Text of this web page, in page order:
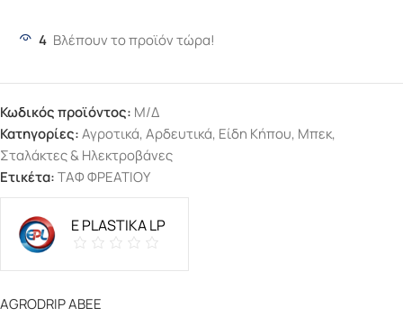
4 Βλέπουν το προϊόν τώρα!
Κωδικός προϊόντος: Μ/Δ
Κατηγορίες:Αγροτικά,Αρδευτικά, Είδη Κήπου, Μπεκ,
Σταλάκτες & Ηλεκτροβάνες
Ετικέτα:ΤΑΦ ΦΡΕΑΤΙΟΥ
E PLASTIKA LP
AGRODRIP ΑΒΕΕ